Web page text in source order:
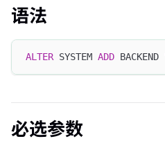
语法
ALTER SYSTEM ADD BACKEND
必选参数